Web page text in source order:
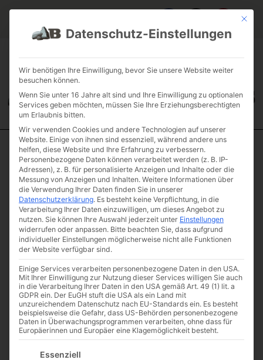
JOBS
FUHRPARK
Start/ Schüttgüter /Baubedarf/ Oberboden Pflanzboden
ungesiebt
Oberboden
Pflanzboden
ungesiebt
Artikelnummer: OBPBNU
€7,50
Preis / Tonne ab 10 Tonnen
Abnahmemenge
€10 (inkl. MwSt.)
Preis / Tonne
Mit
Datenschutz-Einstellungen
Wir benötigen Ihre Einwilligung, bevor Sie unsere Website weiter
besuchen können.
Wenn Sie unter 16 Jahre alt sind und Ihre Einwilligung zu optionalen
Services geben möchten, müssen Sie Ihre Erziehungsberechtigten
um Erlaubnis bitten.
Wir verwenden Cookies und andere Technologien auf unserer
Website. Einige von ihnen sind essenziell, während andere uns
helfen, diese Website und Ihre Erfahrung zu verbessern.
Personenbezogene Daten können verarbeitet werden (z. B. IP-
Adressen), z. B. für personalisierte Anzeigen und Inhalte oder die
Messung von Anzeigen und Inhalten. Weitere Informationen über
die Verwendung Ihrer Daten finden Sie in unserer
Datenschutzerklärung. Es besteht keine Verpflichtung, in die
Verarbeitung Ihrer Daten einzuwilligen, um dieses Angebot zu
nutzen. Sie können Ihre Auswahl jederzeit unter Einstellungen
widerrufen oder anpassen. Bitte beachten Sie, dass aufgrund
individueller Einstellungen möglicherweise nicht alle Funktionen
der Website verfügbar sind.
Einige Services verarbeiten personenbezogene Daten in den USA.
Mit Ihrer Einwilligung zur Nutzung dieser Services willigen Sie auch
in die Verarbeitung Ihrer Daten in den USA gemäß Art. 49 (1) lit. a
GDPR ein. Der EuGH stuft die USA als ein Land mit
unzureichendem Datenschutz nach EU-Standards ein. Es besteht
beispielsweise die Gefahr, dass US-Behörden personenbezogene
Daten in Überwachungsprogrammen verarbeiten, ohne dass für
Europäerinnen und Europäer eine Klagemöglichkeit besteht.
Es folgt eine Liste der Service-Gruppen, für die eine
Essenziell